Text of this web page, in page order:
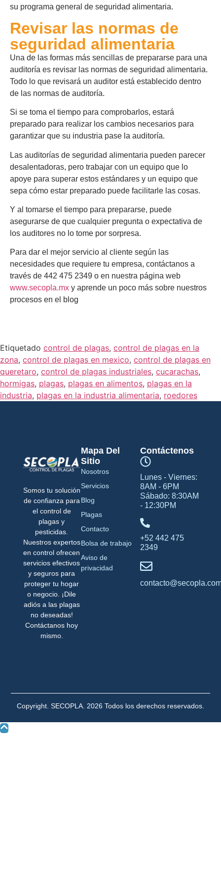
su programa general de seguridad alimentaria.
Revisar las normas de
seguridad alimentaria
Una de las formas más sencillas de prepararse para una
auditoría es revisar las normas de seguridad alimentaria.
Todo lo que revisará un auditor está establecido dentro
de las normas de auditoría.
Si se toma el tiempo para comprobarlos, estará
preparado para realizar los cambios necesarios para
garantizar que su industria pase la auditoría.
Las auditorías de seguridad alimentaria pueden parecer
desalentadoras, pero trabajar con un equipo que lo
apoye para superar estos estándares y un equipo que
sepa cómo estar preparado puede facilitarle las cosas.
Y al tomarse el tiempo para prepararse, puede
asegurarse de que cualquier pregunta o expectativa de
los auditores no lo tome por sorpresa.
Para dar el mejor servicio al cliente según las
necesidades que requiere tu empresa, contáctanos a
través de 442 475 2349 o en nuestra página web
www.secopla.mx y aprende un poco más sobre nuestros
procesos en el blog
Etiquetado control de plagas, control de plagas en la
zona, control de plagas en mexico, control de plagas en
queretaro, control de plagas industriales, cucarachas,
hormigas, plagas, plagas en alimentos, plagas en la
industria, plagas en la industria alimentaria, roedores
Somos tu solución
de confianza para
el control de
plagas y
pesticidas.
Nuestros expertos
en control ofrecen
servicios efectivos
y seguros para
proteger tu hogar
o negocio. ¡Dile
adiós a las plagas
no deseadas!
Contáctanos hoy
mismo.
Contáctenos
Lunes - Viernes:
8AM - 6PM
Sábado: 8:30AM
- 12:30PM
+52 442 475
2349
Mapa Del
Sitio
Nosotros
Servicios
Blog
Plagas
Contacto
Bolsa de trabajo
Aviso de
privacidad
Copyright. SECOPLA. 2026 Todos los derechos reservados.